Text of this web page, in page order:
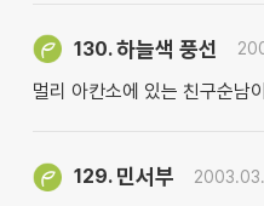
130.하늘색 풍선
멀리 아칸소에 있는 친구순남
129. 민서부